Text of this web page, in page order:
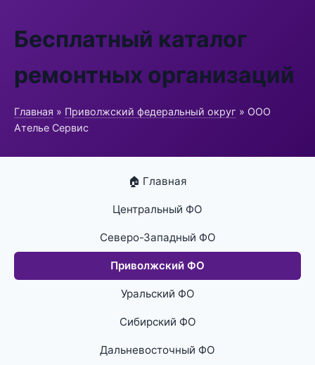
Бесплатный каталог
ремонтных организаций
Главная » Приволжский федеральный округ » ООО
Ателье Сервис
🏠 Главная
Центральный ФО
Северо-Западный ФО
Приволжский ФО
Уральский ФО
Сибирский ФО
Дальневосточный ФО